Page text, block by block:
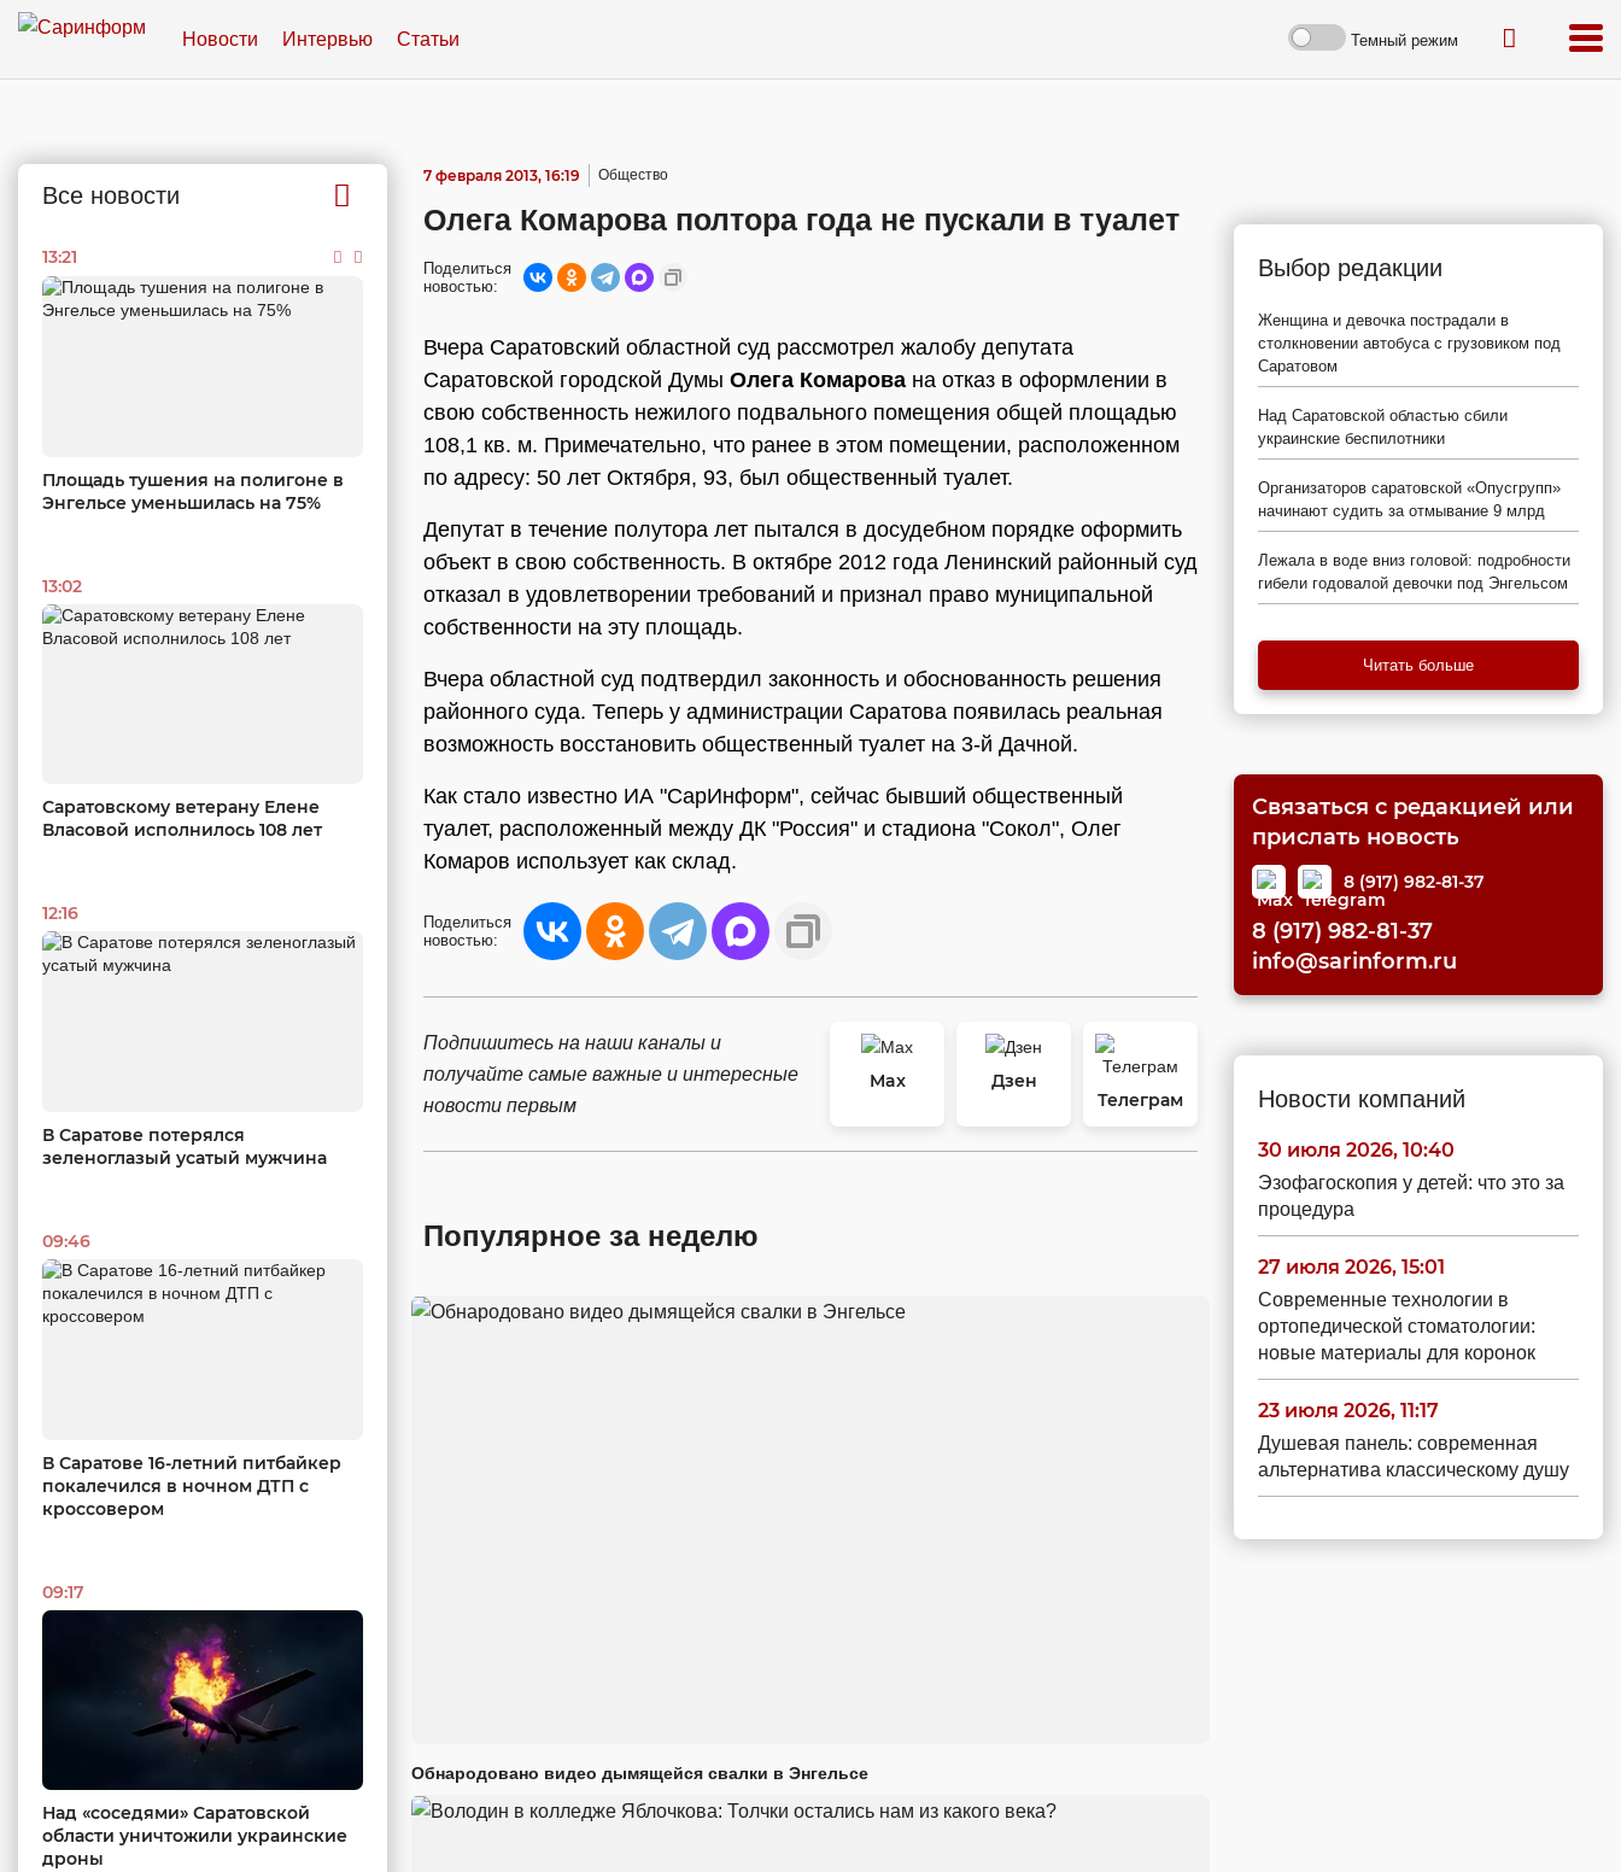
Новости Интервью Статьи Темный режим
Все новости
13:21
Площадь тушения на полигоне в
Энгельсе уменьшилась на 75%
13:02
Саратовскому ветерану Елене
Власовой исполнилось 108 лет
12:16
В Саратове потерялся
зеленоглазый усатый мужчина
09:46
В Саратове 16-летний питбайкер
покалечился в ночном ДТП с
кроссовером
09:17
Над «соседями» Саратовской
области уничтожили украинские
дроны
7 февраля 2013, 16:19 Общество
Олега Комарова полтора года не пускали в туалет
Поделиться
новостью:
Вчера Саратовский областной суд рассмотрел жалобу депутата
Саратовской городской Думы Олега Комарова на отказ в оформлении в
свою собственность нежилого подвального помещения общей площадью
108,1 кв. м. Примечательно, что ранее в этом помещении, расположенном
по адресу: 50 лет Октября, 93, был общественный туалет.
Депутат в течение полутора лет пытался в досудебном порядке оформить
объект в свою собственность. В октябре 2012 года Ленинский районный суд
отказал в удовлетворении требований и признал право муниципальной
собственности на эту площадь.
Вчера областной суд подтвердил законность и обоснованность решения
районного суда. Теперь у администрации Саратова появилась реальная
возможность восстановить общественный туалет на 3-й Дачной.
Как стало известно ИА "СарИнформ", сейчас бывший общественный
туалет, расположенный между ДК "Россия" и стадиона "Сокол", Олег
Комаров использует как склад.
Поделиться
новостью:
Подпишитесь на наши каналы и
получайте самые важные и интересные
новости первым
Max
Дзен
Телеграм
Популярное за неделю
Обнародовано видео дымящейся свалки в Энгельсе
Выбор редакции
Женщина и девочка пострадали в
столкновении автобуса с грузовиком под
Саратовом
Над Саратовской областью сбили
украинские беспилотники
Организаторов саратовской «Опусгрупп»
начинают судить за отмывание 9 млрд
Лежала в воде вниз головой: подробности
гибели годовалой девочки под Энгельсом
Читать больше
Связаться с редакцией или
прислать новость
8 (917) 982-81-37
8 (917) 982-81-37
info@sarinform.ru
Новости компаний
30 июля 2026, 10:40
Эзофагоскопия у детей: что это за
процедура
27 июля 2026, 15:01
Современные технологии в
ортопедической стоматологии:
новые материалы для коронок
23 июля 2026, 11:17
Душевая панель: современная
альтернатива классическому душу